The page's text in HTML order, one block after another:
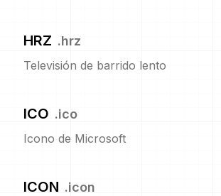
HRZ .hrz
Televisión de barrido lento
ICO .ico
Icono de Microsoft
ICON .icon